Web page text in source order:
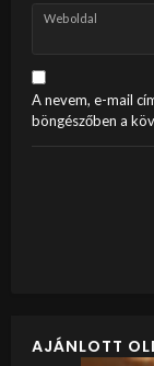
Weboldal
A nevem, e-mail
böngészőben a
AJÁNLOTT